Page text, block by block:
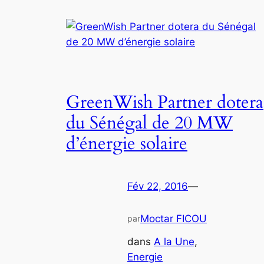
GreenWish Partner dotera
du Sénégal de 20 MW
d’énergie solaire
Fév 22, 2016—
parMoctar FICOU
dans A la Une
Energie